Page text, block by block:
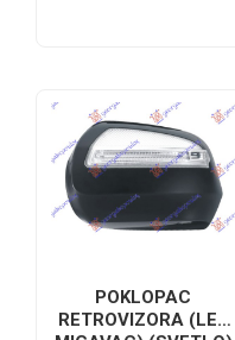
POKLOPAC
RETROVIZORA (LED